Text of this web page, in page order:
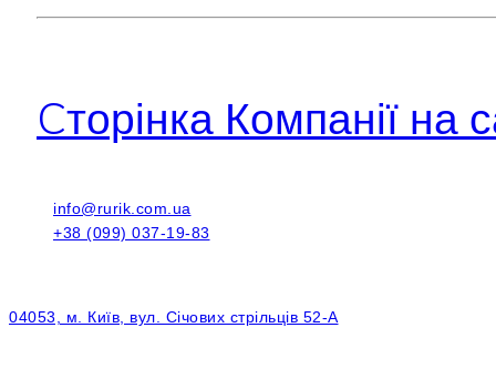
Cторінка Компанії на
info@rurik.com.ua
+38 (099) 037-19-83
04053, м. Київ, вул. Січових стрільців 52-А